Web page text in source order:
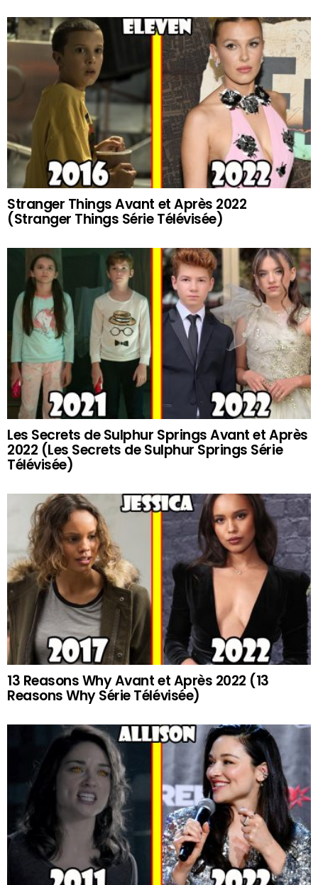
Stranger Things Avant et Après 2022
(Stranger Things Série Télévisée)
Les Secrets de Sulphur Springs Avant et Après
2022 (Les Secrets de Sulphur Springs Série
Télévisée)
13 Reasons Why Avant et Après 2022 (13
Reasons Why Série Télévisée)